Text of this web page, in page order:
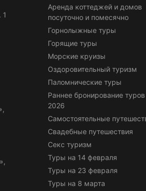
1
Аренда коттеджей и домов
посуточно и помесячно
Горнолыжные туры
Горящие туры
Морские круизы
Оздоровительный туризм
Паломнические туры
Раннее бронирование туров
2026
Самостоятельные
Свадебные путешествия
Секс туризм
Туры на 14 февраля
Туры на 23 февраля
Туры на 8 марта